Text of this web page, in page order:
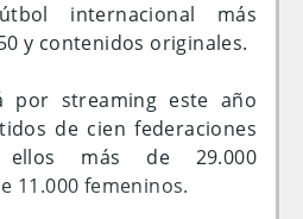
internacional más
y contenidos originales.
por streaming este año
de cien federaciones
ellos más de 29.000
11.000 femeninos.